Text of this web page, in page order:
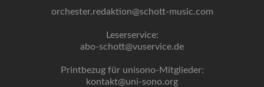
orchester.redaktion@schott-music.com
Leserservice:
abo-schott@vuservice.de
Printbezug für unisono-Mitglieder:
kontakt@uni-sono.org